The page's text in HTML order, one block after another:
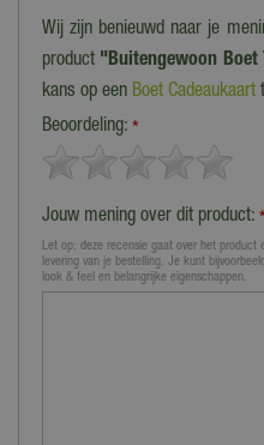
Wij zijn benieuwd naar je
product "Buitengewoon Boet
kans op een Boet Cadeaukaart
Beoordeling: *
Jouw mening over dit product: *
Let op: deze recensie gaat over het
levering van je bestelling. Je kunt
look & feel en belangrijke eigenschappen.